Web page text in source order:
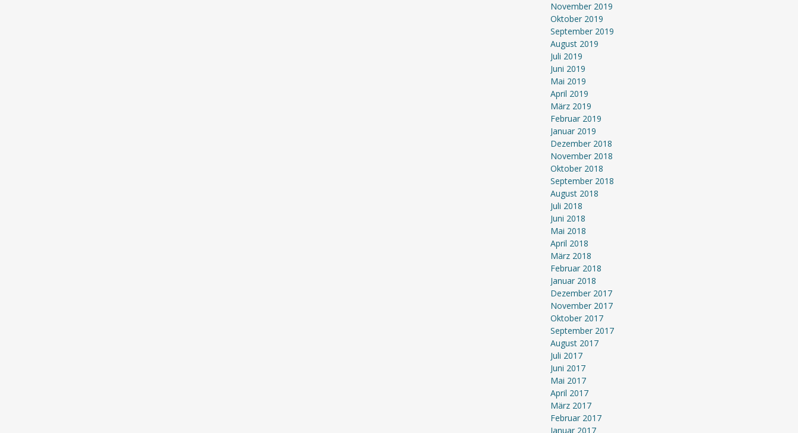
November 2019
Oktober 2019
September 2019
August 2019
Juli 2019
Juni 2019
Mai 2019
April 2019
März 2019
Februar 2019
Januar 2019
Dezember 2018
November 2018
Oktober 2018
September 2018
August 2018
Juli 2018
Juni 2018
Mai 2018
April 2018
März 2018
Februar 2018
Januar 2018
Dezember 2017
November 2017
Oktober 2017
September 2017
August 2017
Juli 2017
Juni 2017
Mai 2017
April 2017
März 2017
Februar 2017
Januar 2017